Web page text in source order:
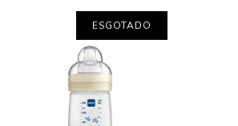
ESGOTADO